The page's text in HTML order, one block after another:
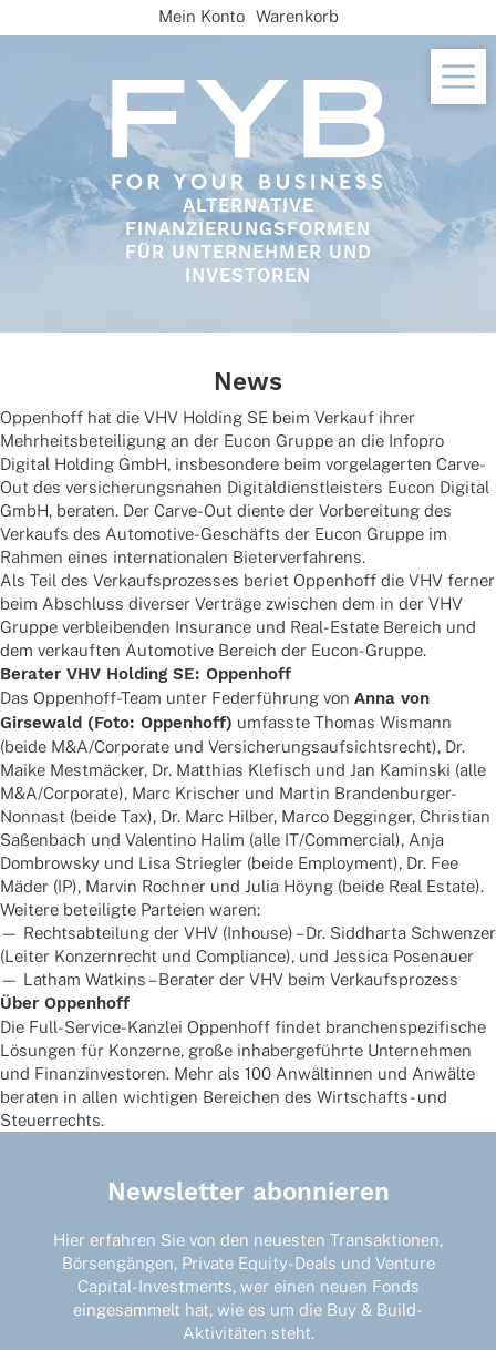
to
ALTERNATIVE
FINANZIERUNGSFORMEN
FÜR UNTERNEHMER UND
INVESTOREN
Mein Konto Warenkorb
News
Oppen­hoff hat die VHV Holding SE beim Verkauf ihrer
Mehr­heits­be­tei­li­gung an der Eucon Gruppe an die Info­pro
Digi­tal Holding GmbH, insbe­son­dere beim vorge­la­ger­ten Carve-
Out des versi­che­rungs­na­hen Digi­tal­dienst­leis­ters Eucon Digi­tal
GmbH, bera­ten. Der Carve-Out diente der Vorbe­rei­tung des
Verkaufs des Auto­mo­tive-Geschäfts der Eucon Gruppe im
Rahmen eines inter­na­tio­na­len Bieterverfahrens.
Als Teil des Verkaufs­pro­zes­ses beriet Oppen­hoff die VHV ferner
beim Abschluss diver­ser Verträge zwischen dem in der VHV
Gruppe verblei­ben­den Insu­rance und Real-Estate Bereich und
dem verkauf­ten Auto­mo­tive Bereich der Eucon-Gruppe.
Bera­ter VHV Holding SE: Oppenhoff
Das Oppen­hoff-Team unter Feder­füh­rung von Anna von
Girse­wald (Foto: Oppen­hoff) umfasste Thomas Wismann
(beide M&A/Corporate und Versi­che­rungs­auf­sichts­recht), Dr.
Maike Mestmä­cker, Dr. Matthias Klefisch und Jan Kamin­ski (alle
M&A/Corporate), Marc Krischer und Martin Bran­den­bur­ger-
Nonnast (beide Tax), Dr. Marc Hilber, Marco Deggin­ger, Chris­tian
Saßen­bach und Valen­tino Halim (alle IT/Commercial), Anja
Dombrow­sky und Lisa Strieg­ler (beide Employ­ment), Dr. Fee
Mäder (IP), Marvin Roch­ner und Julia Höyng (beide Real Estate).
Weitere betei­ligte Parteien waren:
— Rechts­ab­tei­lung der VHV (Inhouse) – Dr. Siddha­rta Schwen­zer
(Leiter Konzern­recht und Compli­ance), und Jessica Posenauer
— Latham Watkins – Bera­ter der VHV beim Verkaufsprozess
Über Oppen­hoff
Die Full-Service-Kanz­lei Oppen­hoff findet bran­chen­spe­zi­fi­sche
Lösun­gen für Konzerne, große inha­ber­ge­führte Unter­neh­men
und Finanz­in­ves­to­ren. Mehr als 100 Anwäl­tin­nen und Anwälte
bera­ten in allen wich­ti­gen Berei­chen des Wirt­schafts- und
Steuerrechts.
Newsletter abonnieren
Hier erfahren Sie von den neuesten Transaktionen,
Börsengängen, Private Equity-Deals und Venture
Capital-Investments, wer einen neuen Fonds
eingesammelt hat, wie es um die Buy & Build-
Aktivitäten steht.